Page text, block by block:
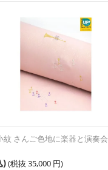
紋 さんご色地に楽器と演奏会
)(税抜 35,000 円)